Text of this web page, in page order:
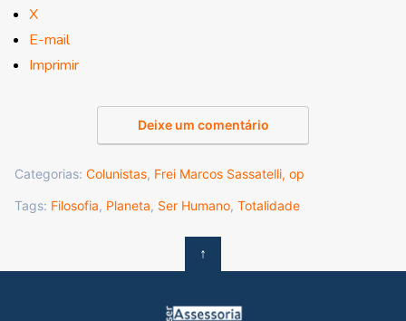
X
E-mail
Imprimir
Deixe um comentário
Categorias: Colunistas, Frei Marcos Sassatelli, op
Tags: Filosofia, Planeta, Ser Humano, Totalidade
↑